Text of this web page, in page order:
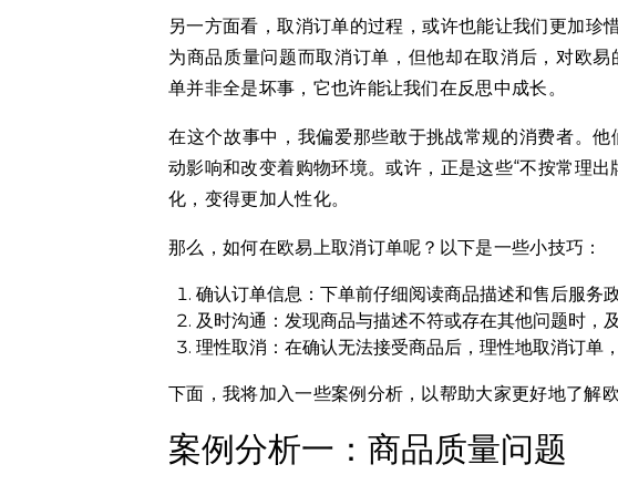
另一方面看，取消订单的过程，或许也能让我们更加珍
为商品质量问题而取消订单，但他却在取消后，对欧
单并非全是坏事，它也许能让我们在反思中成长。
在这个故事中，我偏爱那些敢于挑战常规的消费者。
动影响和改变着购物环境。或许，正是这些“不按常理
化，变得更加人性化。
那么，如何在欧易上取消订单呢？以下是一些小技巧：
确认订单信息：下单前仔细阅读商品描述和售后服务
及时沟通：发现商品与描述不符或存在其他问题时，
理性取消：在确认无法接受商品后，理性地取消订单
下面，我将加入一些案例分析，以帮助大家更好地了解
案例分析一：商品质量问题